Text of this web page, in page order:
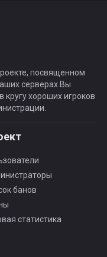
посвященном
серверах Вы
кругу хороших игроков
банов
статистика